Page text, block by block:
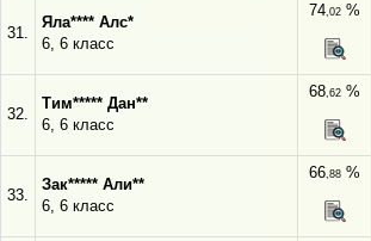
31.
Яла**** Алс*
6, 6 класс
74,02 %
32.
Тим***** Дан**
6, 6 класс
68,62 %
33.
Зак***** Али**
6, 6 класс
66,88 %